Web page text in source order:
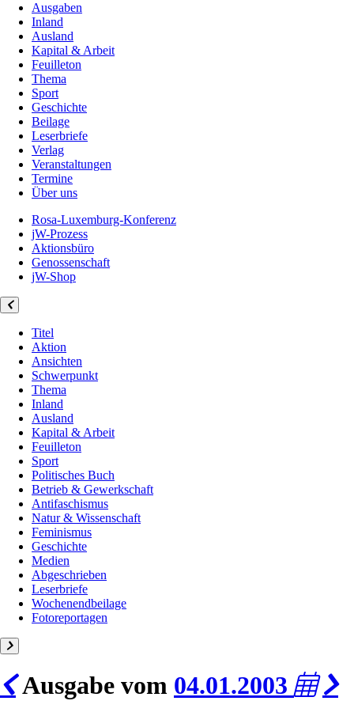
Ausgaben
Inland
Ausland
Kapital & Arbeit
Feuilleton
Thema
Sport
Geschichte
Beilage
Leserbriefe
Verlag
Veranstaltungen
Termine
Über uns
Rosa-Luxemburg-Konferenz
jW-Prozess
Aktionsbüro
Genossenschaft
jW-Shop
Titel
Aktion
Ansichten
Schwerpunkt
Thema
Inland
Ausland
Kapital & Arbeit
Feuilleton
Sport
Politisches Buch
Betrieb & Gewerkschaft
Antifaschismus
Natur & Wissenschaft
Feminismus
Geschichte
Medien
Abgeschrieben
Leserbriefe
Wochenendbeilage
Fotoreportagen
Ausgabe vom 04.01.2003